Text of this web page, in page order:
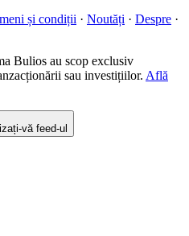
și condiții · Noutăți · Despre ·
Bulios au scop exclusiv
sau investițiilor. Află
vă feed-ul